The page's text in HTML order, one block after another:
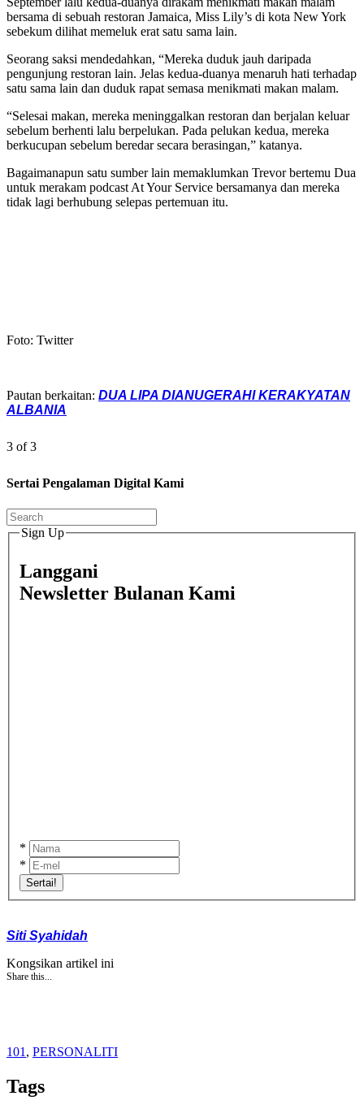
bersama di sebuah restoran Jamaica, Miss Lily’s di kota New York
sebekum dilihat memeluk erat satu sama lain.
Seorang saksi mendedahkan, “Mereka duduk jauh daripada
pengunjung restoran lain. Jelas kedua-duanya menaruh hati terhadap
satu sama lain dan duduk rapat semasa menikmati makan malam.
“Selesai makan, mereka meninggalkan restoran dan berjalan keluar
sebelum berhenti lalu berpelukan. Pada pelukan kedua, mereka
berkucupan sebelum beredar secara berasingan,” katanya.
Bagaimanapun satu sumber lain memaklumkan Trevor bertemu Dua
untuk merakam podcast At Your Service bersamanya dan mereka
tidak lagi berhubung selepas pertemuan itu.
Foto: Twitter
Pautan berkaitan: DUA LIPA DIANUGERAHI KERAKYATAN
ALBANIA
3 of 3
Sertai Pengalaman Digital Kami
Sign Up
Langgani
Newsletter Bulanan Kami
*
*
Sertai!
Siti Syahidah
Kongsikan artikel ini
Share this...
101 , PERSONALITI
Tags